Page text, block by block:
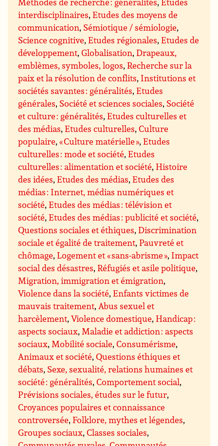
interdisciplinaires,Etudes des moyens de
communication, Sémiotique / sémiologie,
Science cognitive,Etudes régionales,Etudes de
développement,Globalisation,Drapeaux,
emblèmes, symboles, logos,Recherche sur la
paix et la résolution de conflits, Institutions et
sociétés savantes : généralités,Etudes
générales, Société et sciences sociales, Société
et culture : généralités,Etudes culturelles et
des médias,Etudes culturelles,Culture
populaire,« Culture matérielle »,Etudes
culturelles : mode et société,Etudes
culturelles : alimentation et société,Histoire
des idées,Etudes des médias,Etudes des
médias : Internet, médias numériques et
société,Etudes des médias : télévision et
société,Etudes des médias : publicité et société,
Questions sociales et éthiques,Discrimination
sociale et égalité de traitement,Pauvreté et
chômage,Logement et « sans-abrisme », Impact
social des désastres,Réfugiés et asile politique,
Migration, immigration et émigration,
Violence dans la société,Enfants victimes de
mauvais traitement,Abus sexuel et
harcèlement,Violence domestique,Handicap :
aspects sociaux,Maladie et addiction : aspects
sociaux,Mobilité sociale,Consumérisme,
Animaux et société,Questions éthiques et
débats, Sexe, sexualité, relations humaines et
société : généralités,Comportement social,
Prévisions sociales, études sur le futur,
Croyances populaires et connaissance
controversée,Folklore, mythes et légendes,
Groupes sociaux,Classes sociales,